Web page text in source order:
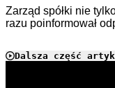
Zarząd spółki nie
razu poinformował
Dalsza część